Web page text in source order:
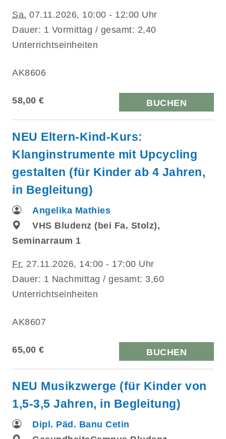
Sa. 07.11.2026, 10:00 - 12:00 Uhr
Dauer: 1 Vormittag / gesamt: 2,40
Unterrichtseinheiten
AK8606
58,00 € BUCHEN
NEU Eltern-Kind-Kurs:
Klanginstrumente mit Upcycling
gestalten (für Kinder ab 4 Jahren,
in Begleitung)
Angelika Mathies
VHS Bludenz (bei Fa. Stolz),
Seminarraum 1
Fr. 27.11.2026, 14:00 - 17:00 Uhr
Dauer: 1 Nachmittag / gesamt: 3,60
Unterrichtseinheiten
AK8607
65,00 € BUCHEN
NEU Musikzwerge (für Kinder von
1,5-3,5 Jahren, in Begleitung)
Dipl. Päd. Banu Cetin